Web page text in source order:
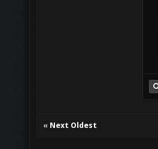
« Next Oldest